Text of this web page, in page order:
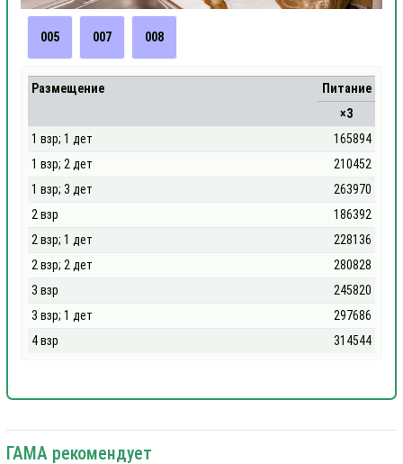
005 007 008
Размещение
Питание
×3
1 взр; 1 дет
165894
1 взр; 2 дет
210452
1 взр; 3 дет
263970
2 взр
186392
2 взр; 1 дет
228136
2 взр; 2 дет
280828
3 взр
245820
3 взр; 1 дет
297686
4 взр
314544
ГАМА рекомендует